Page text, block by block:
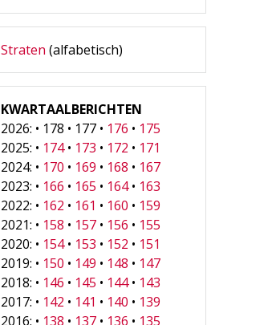
Straten (alfabetisch)
KWARTAALBERICHTEN
2026: • 178 • 177 • 176 • 175
2025: • 174• 173 • 172 • 171
2024: • 170 • 169 • 168 • 167
2023: • 166 • 165 • 164• 163
2022: • 162 • 161 • 160 • 159
2021: • 158 • 157 • 156 • 155
2020: • 154• 153 • 152 • 151
2019: • 150 • 149 • 148 • 147
2018: • 146 • 145 • 144• 143
2017: • 142 • 141 • 140 • 139
2016: • 138 • 137 • 136 • 135